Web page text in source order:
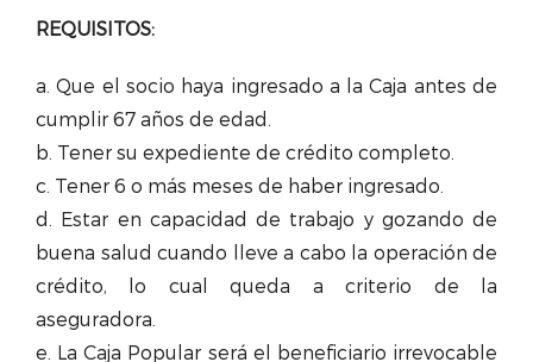
REQUISITOS:
a. Que el socio haya ingresado a la Caja antes de
cumplir 67 años de edad.
b. Tener su expediente de crédito completo.
c. Tener 6 o más meses de haber ingresado.
d. Estar en capacidad de trabajo y gozando de
buena salud cuando lleve a cabo la operación de
crédito, lo cual queda a criterio de la
aseguradora.
e. La Caja Popular será el beneficiario irrevocable